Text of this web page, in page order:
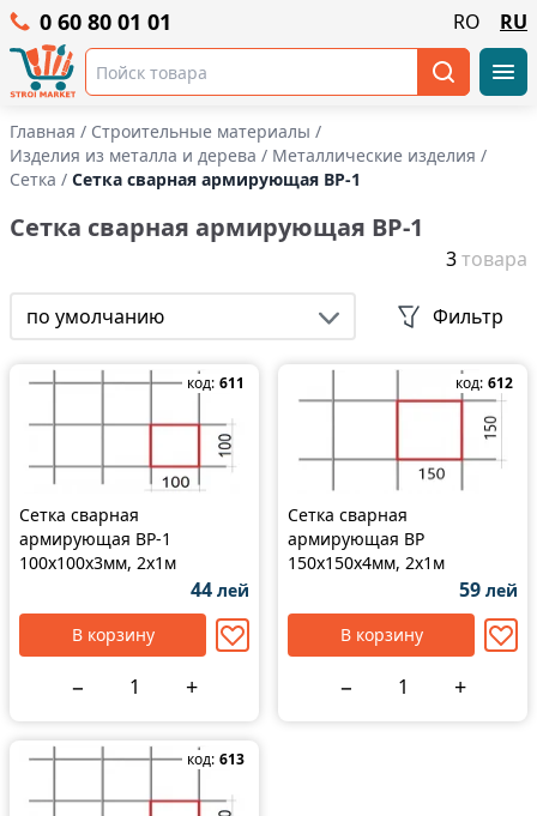
0 60 80 01 01 RO RU
Главная / Строительные материалы /
Изделия из металла и дерева / Mеталлические изделия /
Сетка / Сетка сварная армирующая ВР-1
Сетка сварная армирующая ВР-1
3товара
по умолчанию Фильтр
код: 611
Сетка сварная
армирующая ВР-1
100x100x3мм, 2x1м
44 лей
В корзину
− +
код: 612
Сетка сварная
армирующая ВР
150x150x4мм, 2x1м
59 лей
В корзину
− +
код: 613